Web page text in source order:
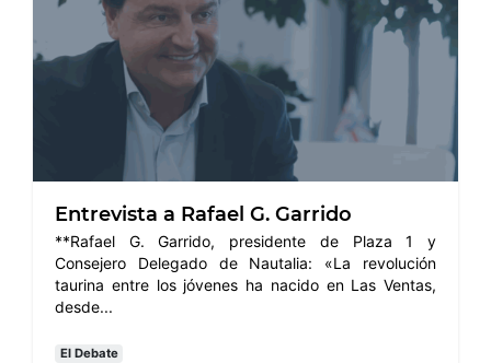
Entrevista a Rafael G. Garrido
**Rafael G. Garrido, presidente de Plaza 1 y
Consejero Delegado de Nautalia: «La revolución
taurina entre los jóvenes ha nacido en Las Ventas,
desde...
El Debate